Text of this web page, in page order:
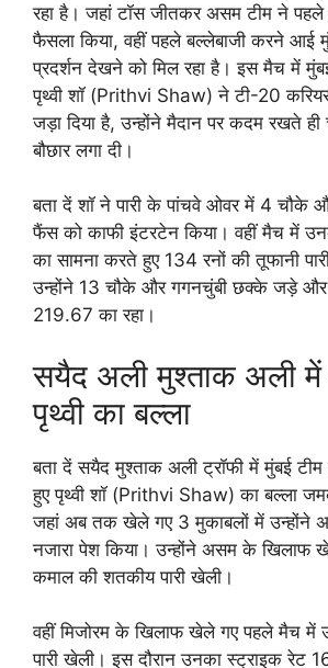
रहा है। जहां टॉस जीतकर असम टीम ने
फैसला किया, वहीं पहले बल्लेबाजी करने आई
प्रदर्शन देखने को मिल रहा है। इस मैच में
पृथ्वी शॉ (Prithvi Shaw) ने टी-20
जड़ा दिया है, उन्होंने मैदान पर कदम रखते
बौछार लगा दी।
बता दें शॉ ने पारी के पांचवे ओवर में 4 चौके
फैंस को काफी इंटरटेन किया। वहीं मैच में
का सामना करते हुए 134 रनों की तूफानी
उन्होंने 13 चौके और गगनचुंबी छक्के जड़े और
219.67 का रहा।
सयैद अली मुश्ताक अली में
पृथ्वी का बल्ला
बता दें सयैद मुश्ताक अली ट्रॉफी में मुंबई
हुए पृथ्वी शॉ (Prithvi Shaw) का बल्ला
जहां अब तक खेले गए 3 मुकाबलों में उन्होंने
नजारा पेश किया। उन्होंने असम के खिलाफ
कमाल की शतकीय पारी खेली।
वहीं मिजोरम के खिलाफ खेले गए पहले मैच में
पारी खेली। इस दौरान उनका स्ट्राइक रेट